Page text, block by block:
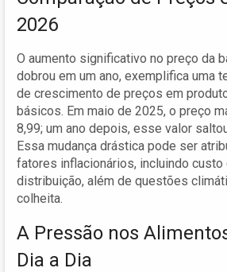
2026
O aumento significativo no preço da
dobrou em um ano, exemplifica uma
de crescimento de preços em
básicos. Em maio de 2025, o preço
8,99; um ano depois, esse valor
Essa mudança drástica pode ser
fatores inflacionários, incluindo custo
distribuição, além de questões
colheita.
A Pressão nos
Dia a Dia